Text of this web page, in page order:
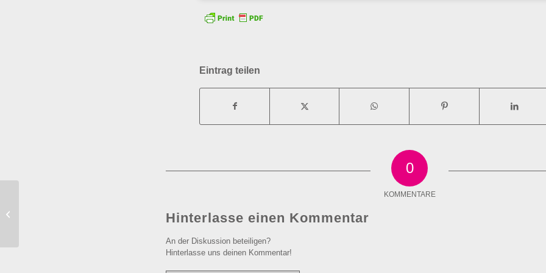
Eintrag teilen
0
KOMMENTARE
Hinterlasse einen Kommentar
An der Diskussion beteiligen?
Hinterlasse uns deinen Kommentar!